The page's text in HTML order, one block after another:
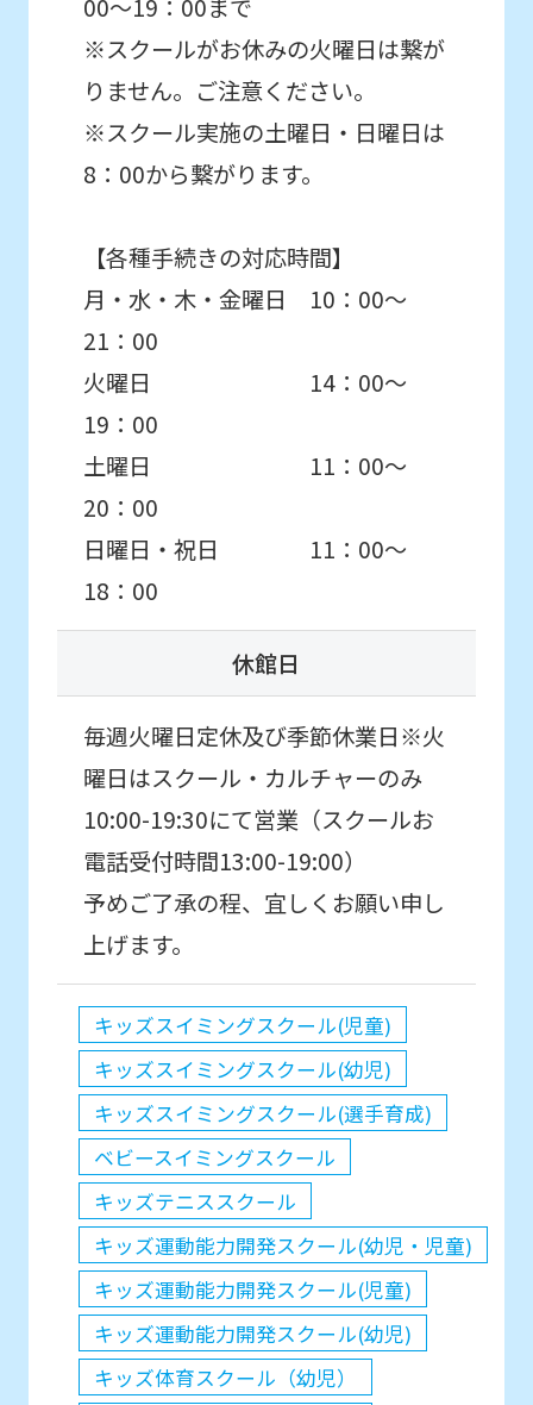
00～19：00まで
※スクールがお休みの火曜日は繋が
りません。ご注意ください。
※スクール実施の土曜日・日曜日は
8：00から繋がります。
【各種手続きの対応時間】
月・水・木・金曜日 10：00～
21：00
火曜日 14：00～
19：00
土曜日 11：00～
20：00
日曜日・祝日 11：00～
18：00
休館日
毎週火曜日定休及び季節休業日※火
曜日はスクール・カルチャーのみ
10:00-19:30にて営業（スクールお
電話受付時間13:00-19:00）
予めご了承の程、宜しくお願い申し
上げます。
キッズスイミングスクール(児童)
キッズスイミングスクール(幼児)
キッズスイミングスクール(選手育成)
ベビースイミングスクール
キッズテニススクール
キッズ運動能力開発スクール(幼児・児童)
キッズ運動能力開発スクール(児童)
キッズ運動能力開発スクール(幼児)
キッズ体育スクール（幼児）